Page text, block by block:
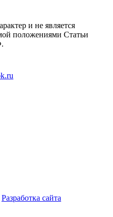
и не является
положениями Статьи
Разработка сайта